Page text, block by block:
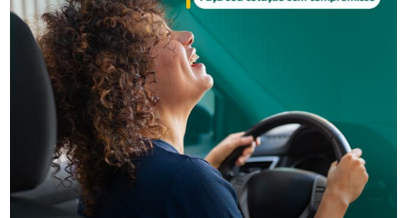
Segurança
Golpe do falso advogado em Urussanga deixa vítima
com prejuízo de R$ 51 mil